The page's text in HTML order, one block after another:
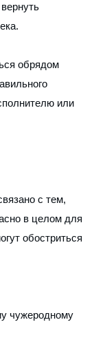
обрядом
или
с тем,
в целом для
обостриться
чужеродному